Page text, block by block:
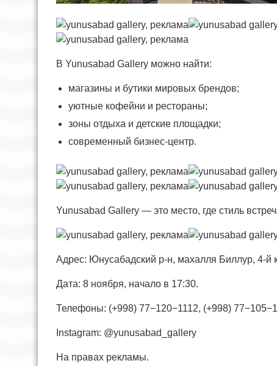
В Yunusabad Gallery можно найти:
магазины и бутики мировых брендов;
уютные кофейни и рестораны;
зоны отдыха и детские площадки;
современный бизнес-центр.
Yunusabad Gallery — это место, где стиль
Адрес: Юнусабадский р-н, махалля Биллур, 4-й
Дата: 8 ноября, начало в 17:30.
Телефоны: (+998) 77−120−1112, (+998)
Instagram: @yunusabad_gallery
На правах рекламы.